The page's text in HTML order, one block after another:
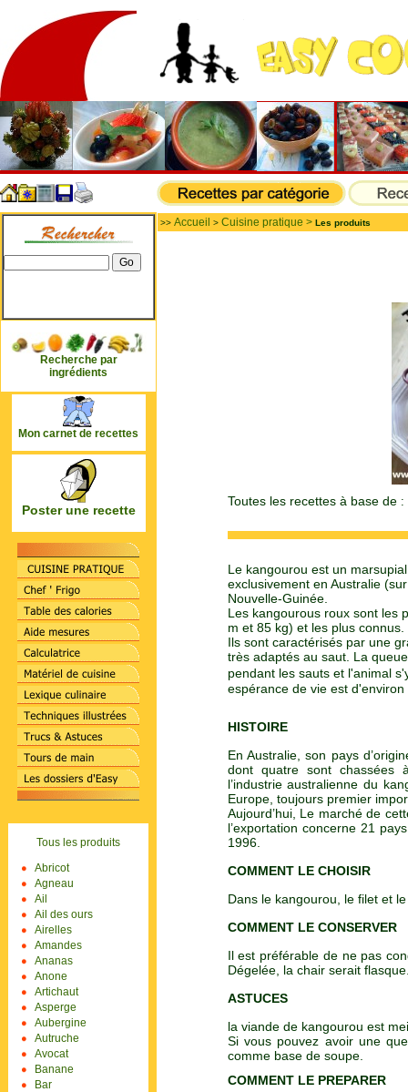
Recherche par
ingrédients
Mon carnet de recettes
Poster une recette
Tous les produits
Abricot
Agneau
Ail
Ail des ours
Airelles
Amandes
Ananas
Anone
Artichaut
Asperge
Aubergine
Autruche
Avocat
Banane
Bar
>> Accueil > Cuisine pratique > Les produits
Toutes les recettes à base de :
Le kangourou est un
exclusivement en Australie
Nouvelle-Guinée.
Les kangourous roux sont les
m et 85 kg) et les plus
Ils sont caractérisés par une
très adaptés au saut. La
pendant les sauts et l'animal
espérance de vie est d'environ
HISTOIRE
En Australie, son pays
dont quatre sont chassées
l’industrie australienne du
Europe, toujours premier
Aujourd’hui, Le marché de
l’exportation concerne 21
1996.
COMMENT LE CHOISIR
Dans le kangourou, le filet et
COMMENT LE CONSERVER
Il est préférable de ne pas
Dégelée, la chair serait
ASTUCES
la viande de kangourou est
Si vous pouvez avoir une
comme base de soupe.
COMMENT LE PREPARER